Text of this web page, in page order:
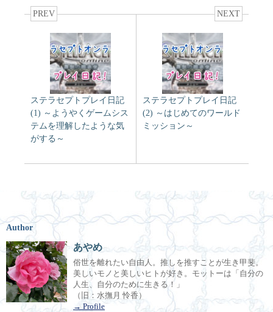
PREV
ステラセプトプレイ日記
(1) ～ようやくゲームシス
テムを理解したような気
がする～
NEXT
ステラセプトプレイ日記
(2) ～はじめてのワールド
ミッション～
Author
あやめ
俗世を離れたい自由人。推しを推すことが生き甲斐。
美しいモノと美しいヒトが好き。モットーは「自分の
人生、自分のために生きる！」
（旧：水撫月 怜香）
→ Profile